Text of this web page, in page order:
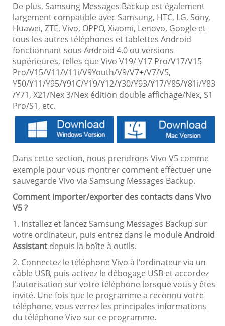
De plus, Samsung Messages Backup est également
largement compatible avec Samsung, HTC, LG, Sony,
Huawei, ZTE, Vivo, OPPO, Xiaomi, Lenovo, Google et
tous les autres téléphones et tablettes Android
fonctionnant sous Android 4.0 ou versions
supérieures, telles que Vivo V19/ V17 Pro/V17/V15
Pro/V15/V11/V11i/V9Youth/V9/V7+/V7/V5,
Y50/Y11/Y95/Y91C/Y19/Y12/Y30/Y93/Y17/Y85/Y81i/Y83
/Y71, X21/Nex 3/Nex édition double affichage/Nex, S1
Pro/S1, etc.
Dans cette section, nous prendrons Vivo V5 comme
exemple pour vous montrer comment effectuer une
sauvegarde Vivo via Samsung Messages Backup.
Comment importer/exporter des contacts dans Vivo
V5 ?
1. Installez et lancez Samsung Messages Backup sur
votre ordinateur, puis entrez dans le module Android
Assistant depuis la boîte à outils.
2. Connectez le téléphone Vivo à l'ordinateur via un
câble USB, puis activez le débogage USB et accordez
l'autorisation sur votre téléphone lorsque vous y êtes
invité. Une fois que le programme a reconnu votre
téléphone, vous verrez les principales informations
du téléphone Vivo sur ce programme.